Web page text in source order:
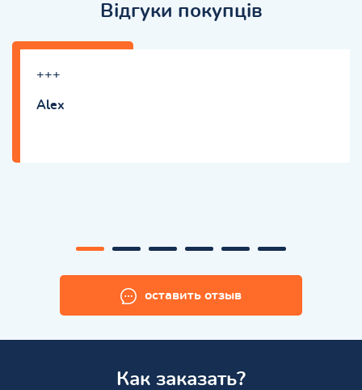
Відгуки покупців
+++
Alex
оставить отзыв
Как заказать?